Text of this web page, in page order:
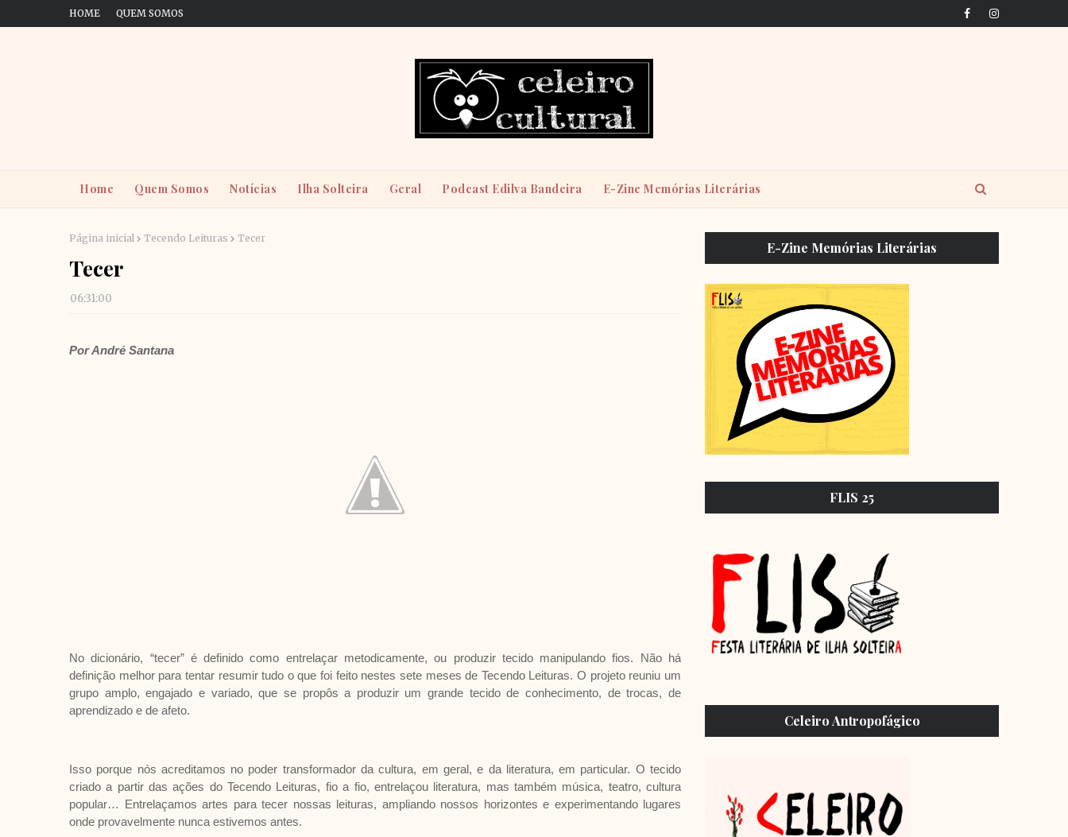
HOME QUEM SOMOS
Home Quem Somos Notícias Ilha Solteira Geral Podcast Edilva Bandeira E-Zine Memórias Literárias
Página inicial Tecendo Leituras Tecer
Tecer
06:31:00
Por André Santana
No dicionário, “tecer” é definido como entrelaçar metodicamente, ou produzir tecido manipulando fios. Não há
definição melhor para tentar resumir tudo o que foi feito nestes sete meses de Tecendo Leituras. O projeto reuniu um
grupo amplo, engajado e variado, que se propôs a produzir um grande tecido de conhecimento, de trocas, de
aprendizado e de afeto.
Isso porque nós acreditamos no poder transformador da cultura, em geral, e da literatura, em particular. O tecido
criado a partir das ações do Tecendo Leituras, fio a fio, entrelaçou literatura, mas também música, teatro, cultura
popular… Entrelaçamos artes para tecer nossas leituras, ampliando nossos horizontes e experimentando lugares
onde provavelmente nunca estivemos antes.
E-Zine Memórias Literárias
FLIS 25
Celeiro Antropofágico